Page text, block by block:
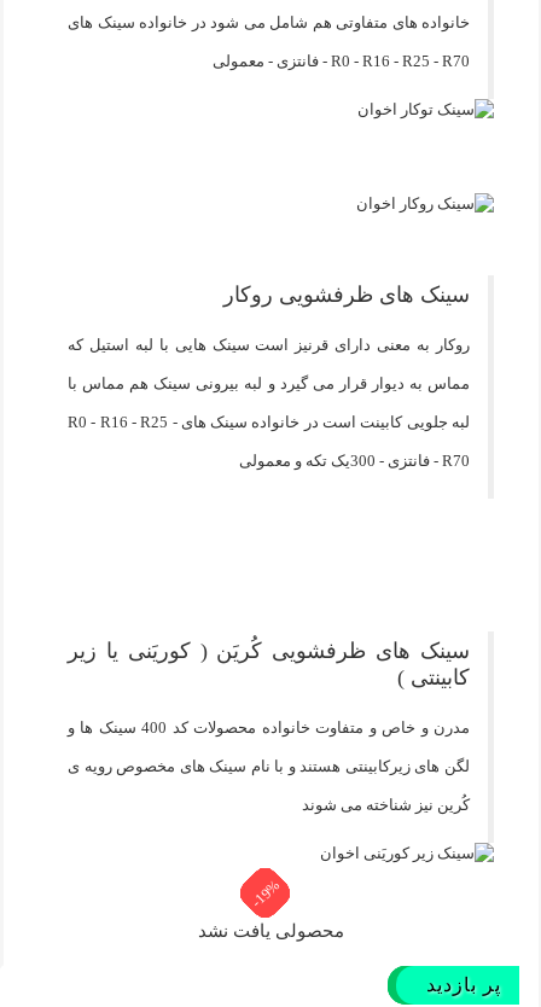
خانواده های متفاوتی هم شامل می شود در خانواده سینک های
R0 - R16 - R25 - R70 - فانتزی - معمولی
سینک های ظرفشویی روکار
روکار به معنی دارای قرنیز است سینک هایی با لبه استیل که
مماس به دیوار قرار می گیرد و لبه بیرونی سینک هم مماس با
لبه جلویی کابینت است در خانواده سینک های R0 - R16 - R25 -
R70 - فانتزی - 300یک تکه و معمولی
سینک های ظرفشویی کُریَن ( کوریَنی یا زیر
کابینتی )
مدرن و خاص و متفاوت خانواده محصولات کد 400 سینک ها و
لگن های زیرکابینتی هستند و با نام سینک های مخصوص رویه ی
کُرین نیز شناخته می شوند
محصولی یافت نشد
-19%
پر فروش‌
-19%
پر فروش‌
-19%
-5%
-5%
پر فروش‌
-19%
-19%
-5%
-19%
-5%
-5%
-19%
پر بازدید